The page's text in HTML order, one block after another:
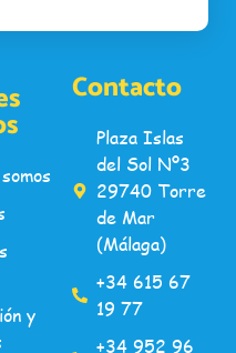
y
Contacto
Plaza Islas
del Sol Nº3
29740 Torre
de Mar
(Málaga)
+34 615 67
19 77
+34 952 96